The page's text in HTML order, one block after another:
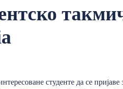
студенте да се